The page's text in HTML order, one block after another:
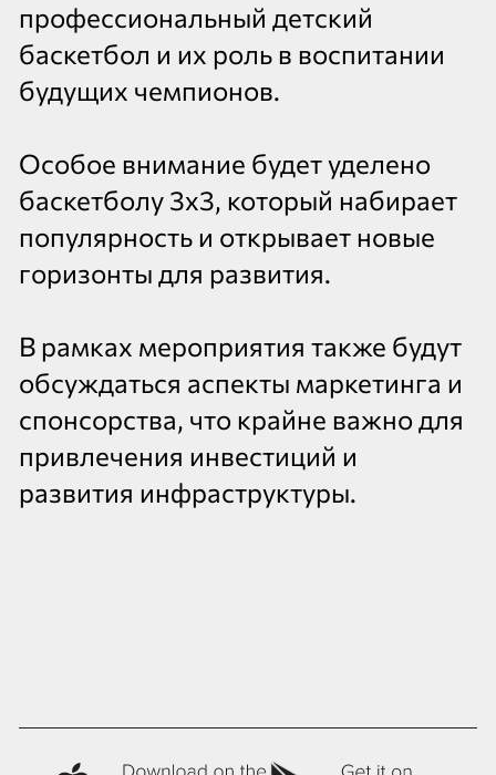
профессиональный детский
баскетбол и их роль в воспитании
будущих чемпионов.
Особое внимание будет уделено
баскетболу 3х3, который набирает
популярность и открывает новые
горизонты для развития.
В рамках мероприятия также будут
обсуждаться аспекты маркетинга и
спонсорства, что крайне важно для
привлечения инвестиций и
развития инфраструктуры.